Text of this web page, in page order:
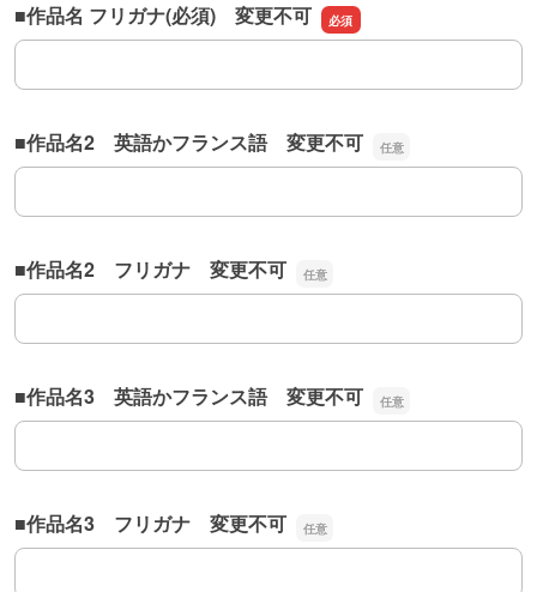
■作品名 フリガナ(必須) 変更不可
■作品名 フリガナ(必須) 変更不可
■作品名2 英語かフランス語 変更不可
■作品名2 英語かフランス語 変更不可
■作品名2 フリガナ 変更不可
■作品名2 フリガナ 変更不可
■作品名3 英語かフランス語 変更不可
■作品名3 英語かフランス語 変更不可
■作品名3 フリガナ 変更不可
■作品名3 フリガナ 変更不可